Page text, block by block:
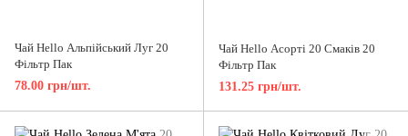
Чай Hello Альпійський Луг 20
Фільтр Пак
78.00 грн/шт.
Чай Hello Асорті 20 Смаків 20
Фільтр Пак
131.25 грн/шт.